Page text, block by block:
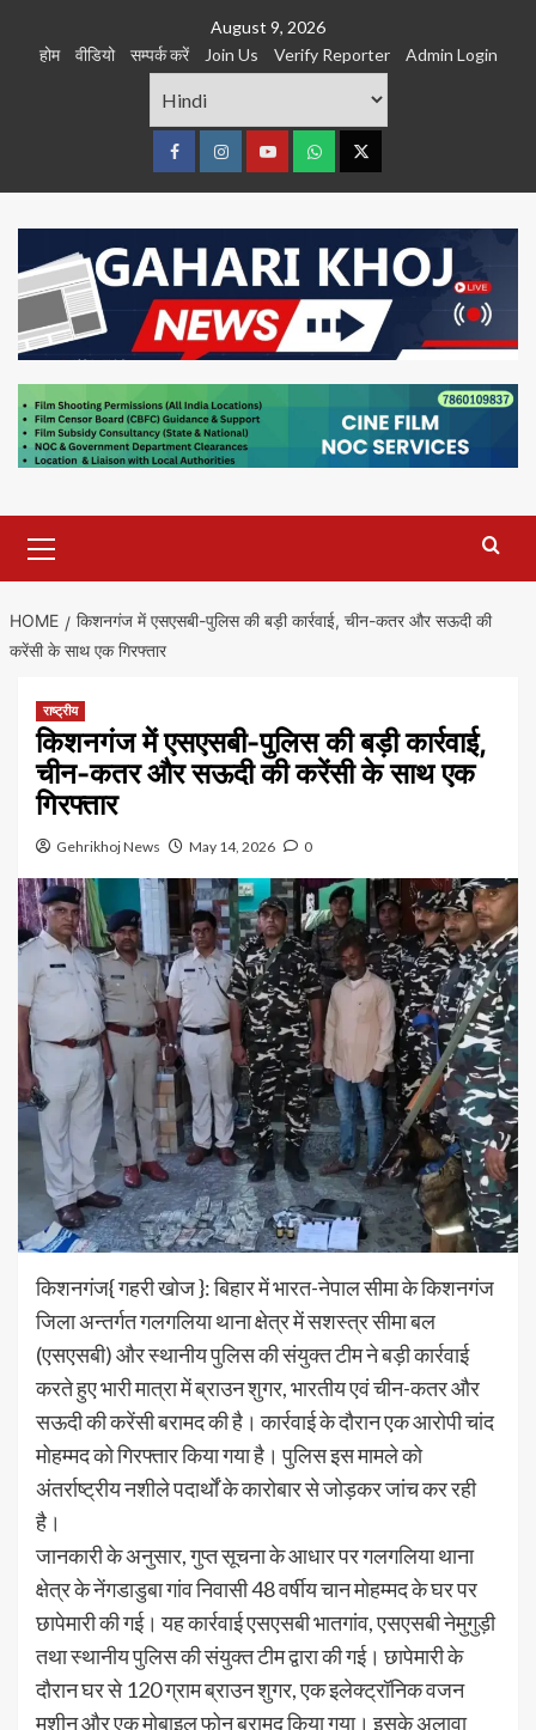
August 9, 2026
होम
वीडियो सम्पर्क करें Join Us Verify Reporter Admin Login
FacebookInstagramyoutubeWhatsTwitter
Menu
HOME
किशनगंज में एसएसबी-पुलिस की बड़ी कार्रवाई, चीन-कतर और सऊदी की
करेंसी के साथ एक गिरफ्तार
राष्ट्रीय
किशनगंज में एसएसबी-पुलिस की बड़ी कार्रवाई,
चीन-कतर और सऊदी की करेंसी के साथ एक
गिरफ्तार
Gehrikhoj News May 14, 2026 0
किशनगंज{ गहरी खोज }: बिहार में भारत-नेपाल सीमा के किशनगंज
जिला अन्तर्गत गलगलिया थाना क्षेत्र में सशस्त्र सीमा बल
(एसएसबी) और स्थानीय पुलिस की संयुक्त टीम ने बड़ी कार्रवाई
करते हुए भारी मात्रा में ब्राउन शुगर, भारतीय एवं चीन-कतर और
सऊदी की करेंसी बरामद की है। कार्रवाई के दौरान एक आरोपी चांद
मोहम्मद को गिरफ्तार किया गया है। पुलिस इस मामले को
अंतर्राष्ट्रीय नशीले पदार्थों के कारोबार से जोड़कर जांच कर रही
है।
जानकारी के अनुसार, गुप्त सूचना के आधार पर गलगलिया थाना
क्षेत्र के नेंगडाडुबा गांव निवासी 48 वर्षीय चान मोहम्मद के घर पर
छापेमारी की गई। यह कार्रवाई एसएसबी भातगांव, एसएसबी नेमुगुड़ी
तथा स्थानीय पुलिस की संयुक्त टीम द्वारा की गई। छापेमारी के
दौरान घर से 120 ग्राम ब्राउन शुगर, एक इलेक्ट्रॉनिक वजन
मशीन और एक मोबाइल फोन बरामद किया गया। इसके अलावा